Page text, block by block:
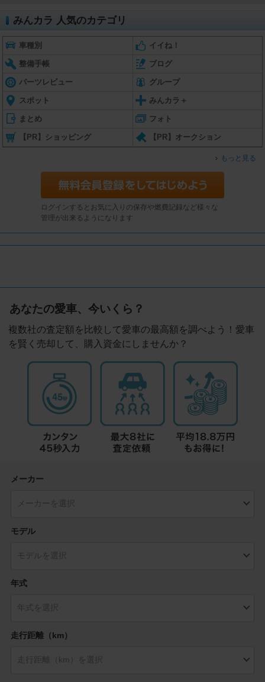
みんカラ 人気のカテゴリ
車種別 イイね！
整備手帳 ブログ
パーツレビュー グループ
スポット みんカラ＋
まとめ フォト
【PR】ショッピング 【PR】オークション
もっと見る
ログインするとお気に入りの保存や燃費記録など様々な
管理が出来るようになります
あなたの愛車、今いくら？
複数社の査定額を比較して愛車の最高額を調べよう！愛車
を賢く売却して、購入資金にしませんか？
メーカー
モデル
年式
走行距離（km）